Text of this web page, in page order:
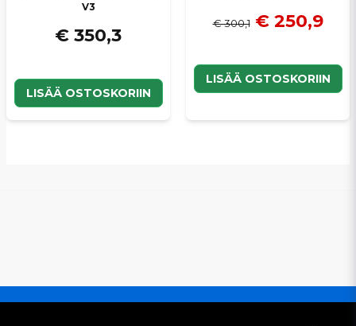
V3
€ 350,3
LISÄÄ OSTOSKORIIN
€ 300,1 € 250,9
LISÄÄ OSTOSKORIIN